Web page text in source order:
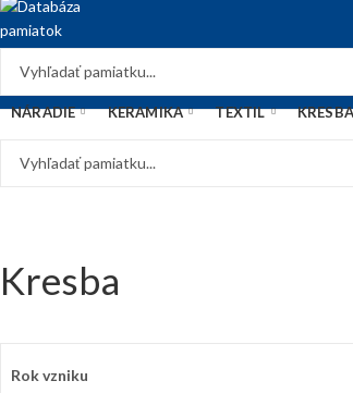
NÁRADIE KERAMIKA TEXTIL
Kresba
Rok vzniku